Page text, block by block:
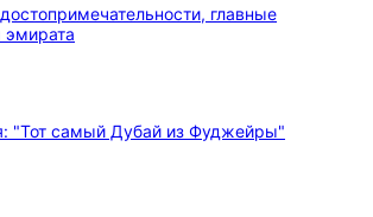
главные
эмирата